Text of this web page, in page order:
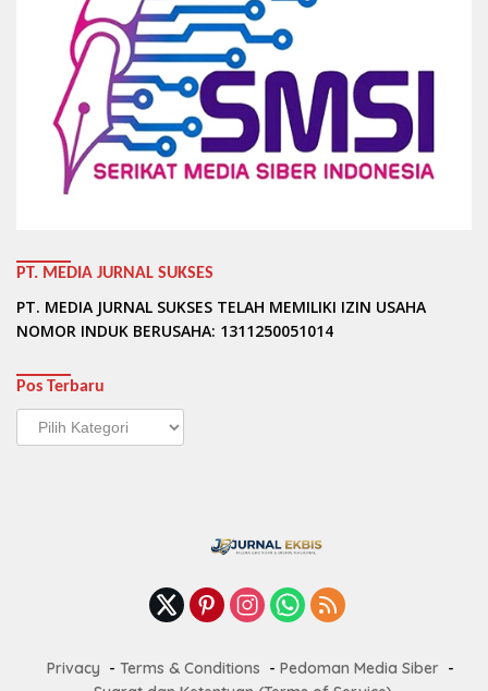
PT. MEDIA JURNAL SUKSES
PT. MEDIA JURNAL SUKSES TELAH MEMILIKI IZIN USAHA
NOMOR INDUK BERUSAHA: 1311250051014
Pos Terbaru
Pos
Terbaru
Privacy Terms & Conditions
Pedoman Media Siber